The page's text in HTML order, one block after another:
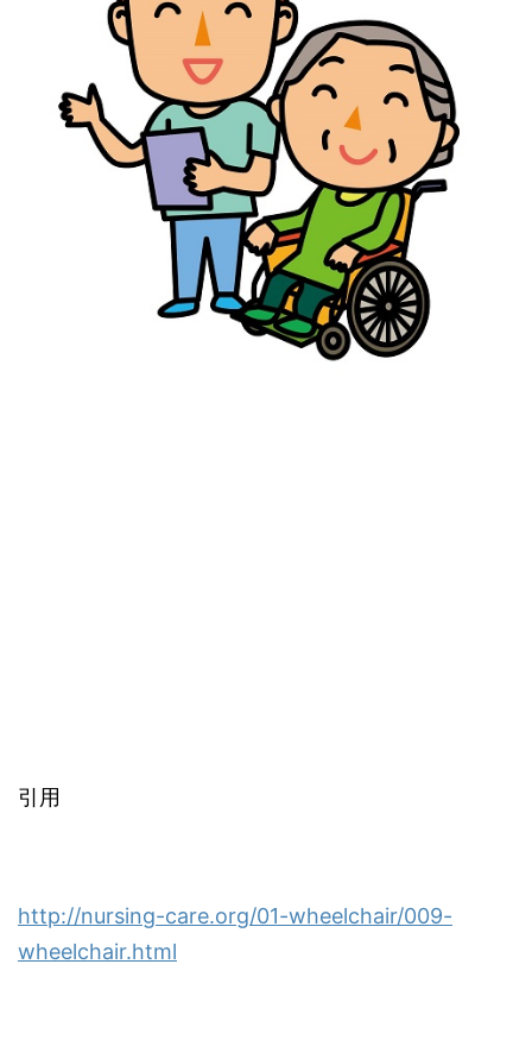
引用
http://nursing-care.org/01-wheelchair/009-
wheelchair.html